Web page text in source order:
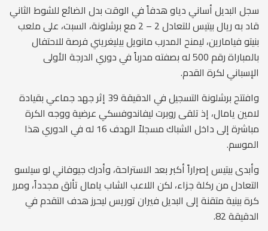
سجل البديل أساني دياو هدفاً في الوقت بدل الضائع للشوط الثاني
قاد به ريال بيتيس للتعادل 2 – 2 مع برشلونة، السبت، على ملعب
بنيتو فيامارين، ليمنح المدرب مانويل بيليغريني فرصة للاحتفال
بالمباراة رقم 500 له بصفته مدرباً في دوري الدرجة الأولى
الإسباني لكرة القدم.
وافتتح برشلونة التسجيل في الدقيقة 39 إثر جهد جماعي بقيادة
لامين يامال، إذ تلقى روبرت ليفاندوفسكي عرضية ووجه الكرة
مباشرة إلى داخل الشباك مسجلاً الهدف 16 له في الدوري هذا
الموسم.
وأبدى بيتيس إصراراً أكبر بعد الاستراحة، وأدرك جيوفاني لو سيلسو
التعادل من ركلة جزاء، لكن اللاعب الشاب يامال تألق مجدداً، ومرر
كرة بينية متقنة إلى البديل فيران توريس ليحرز هدف التقدم في
الدقيقة 82.